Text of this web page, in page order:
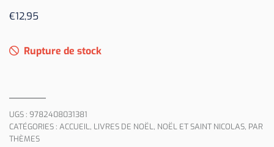
€12,95
Rupture de stock
UGS : 9782408031381
CATÉGORIES : ACCUEIL, LIVRES DE NOËL, NOËL ET SAINT NICOLAS, PAR
THÈMES